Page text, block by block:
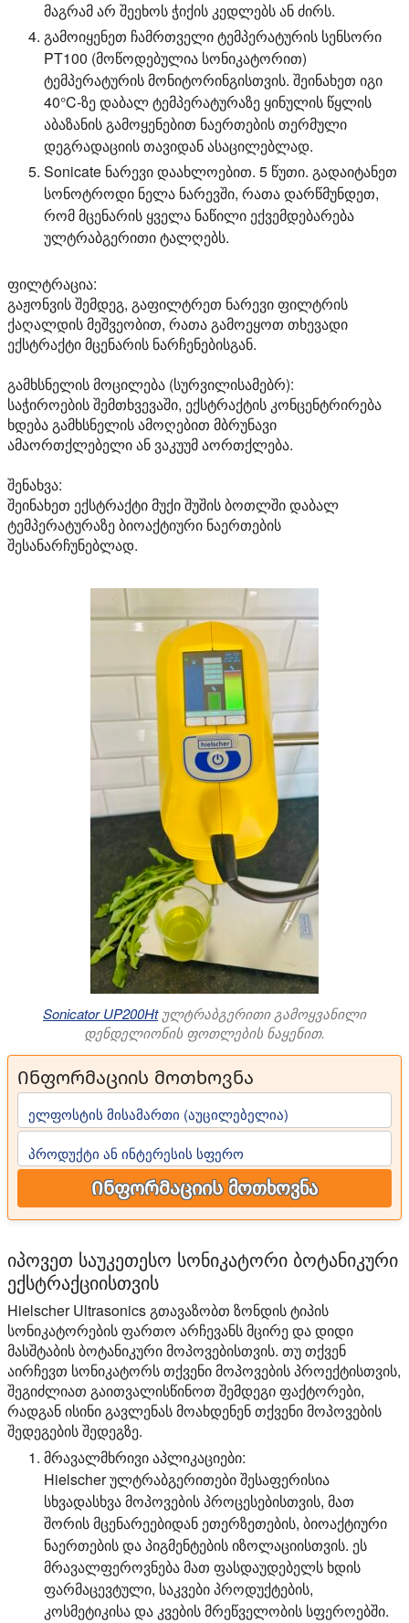
მაგრამ არ შეეხოს ჭიქის კედლებს ან ძირს.
გამოიყენეთ ჩამრთველი ტემპერატურის სენსორი
PT100 (მოწოდებულია სონიკატორით)
ტემპერატურის მონიტორინგისთვის. შეინახეთ იგი
40°C-ზე დაბალ ტემპერატურაზე ყინულის წყლის
აბაზანის გამოყენებით ნაერთების თერმული
დეგრადაციის თავიდან ასაცილებლად.
Sonicate ნარევი დაახლოებით. 5 წუთი. გადაიტანეთ
სონოტროდი ნელა ნარევში, რათა დარწმუნდეთ,
რომ მცენარის ყველა ნაწილი ექვემდებარება
ულტრაბგერითი ტალღებს.
ფილტრაცია:
გაჟონვის შემდეგ, გაფილტრეთ ნარევი ფილტრის
ქაღალდის მეშვეობით, რათა გამოეყოთ თხევადი
ექსტრაქტი მცენარის ნარჩენებისგან.
გამხსნელის მოცილება (სურვილისამებრ):
საჭიროების შემთხვევაში, ექსტრაქტის კონცენტრირება
ხდება გამხსნელის ამოღებით მბრუნავი
ამაორთქლებელი ან ვაკუუმ აორთქლება.
შენახვა:
შეინახეთ ექსტრაქტი მუქი შუშის ბოთლში დაბალ
ტემპერატურაზე ბიოაქტიური ნაერთების
შესანარჩუნებლად.
Sonicator UP200Htულტრაბგერითი გამოყვანილი
დენდელიონის ფოთლების ნაყენით.
Ინფორმაციის მოთხოვნა
ელფოსტის მისამართი (აუცილებელია)
პროდუქტი ან ინტერესის სფერო
Ინფორმაციის მოთხოვნა
იპოვეთ საუკეთესო სონიკატორი ბოტანიკური
ექსტრაქციისთვის
Hielscher Ultrasonics გთავაზობთ ზონდის ტიპის
სონიკატორების ფართო არჩევანს მცირე და დიდი
მასშტაბის ბოტანიკური მოპოვებისთვის. თუ თქვენ
აირჩევთ სონიკატორს თქვენი მოპოვების პროექტისთვის,
შეგიძლიათ გაითვალისწინოთ შემდეგი ფაქტორები,
რადგან ისინი გავლენას მოახდენენ თქვენი მოპოვების
შედეგების შედეგზე.
მრავალმხრივი აპლიკაციები:
Hielscher ულტრაბგერითები შესაფერისია
სხვადასხვა მოპოვების პროცესებისთვის, მათ
შორის მცენარეებიდან ეთერზეთების, ბიოაქტიური
ნაერთების და პიგმენტების იზოლაციისთვის. ეს
მრავალფეროვნება მათ ფასდაუდებელს ხდის
ფარმაცევტული, საკვები პროდუქტების,
კოსმეტიკისა და კვების მრეწველობის სფეროებში.